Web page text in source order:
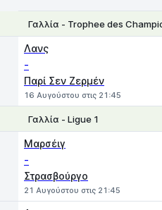
Γαλλία - Trophee des
Λανς
-
Παρί Σεν Ζερμέν
16 Αυγούστου στις 21:45
Γαλλία - Ligue 1
Μαρσέιγ
-
Στρασβούργο
21 Αυγούστου στις 21:45